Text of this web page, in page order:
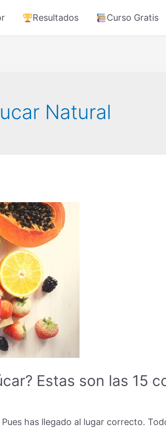
Resultados Curso Gratis
Natural
Estas son las 15
has llegado al lugar correcto.